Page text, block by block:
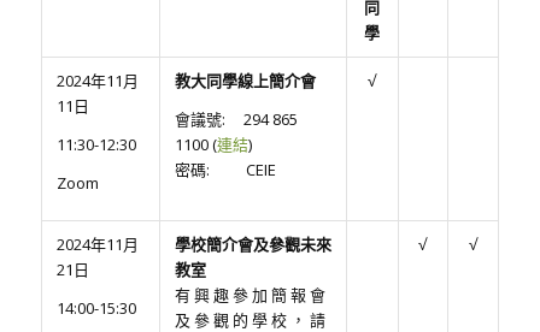
同
學
2024年11月
11日
11:30-12:30
Zoom
教大同學線上簡介會
會議號: 294 865
1100 (連結)
密碼: CEIE
√
2024年11月
21日
14:00-15:30
學校簡介會及參觀未來
教室
有 興 趣 參 加 簡 報 會
及 參 觀 的 學 校 ， 請
√ √